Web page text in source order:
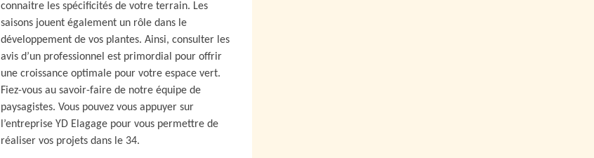
connaitre les spécificités de votre terrain. Les
saisons jouent également un rôle dans le
développement de vos plantes. Ainsi, consulter les
avis d’un professionnel est primordial pour offrir
une croissance optimale pour votre espace vert.
Fiez-vous au savoir-faire de notre équipe de
paysagistes. Vous pouvez vous appuyer sur
l’entreprise YD Elagage pour vous permettre de
réaliser vos projets dans le 34.